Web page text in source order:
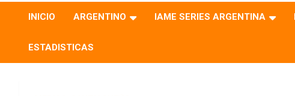
Revista Electrónica del
Karting en Argentina
INICIO ARGENTINO IAME SERIES ARGENTINA
ESTADISTICAS